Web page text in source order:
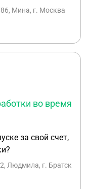
здоровья и я
меня в
иначе
Мина, г. Москва
во время
за свой счет,
Людмила, г. Братск